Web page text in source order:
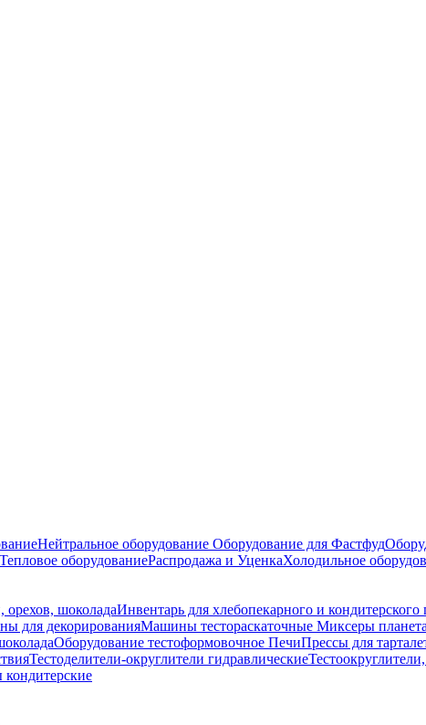
Нейтральное оборудование Оборудование для Фастфуд
Тепловое оборудованиеРаспродажа и УценкаХолодильное
орехов, шоколадаИнвентарь для хлебопекарного и кондитерского
для декорированияМашины тестораскаточные Миксеры
Оборудование тестоформовочное ПечиПрессы для
Тестоделители-округлители гидравлические